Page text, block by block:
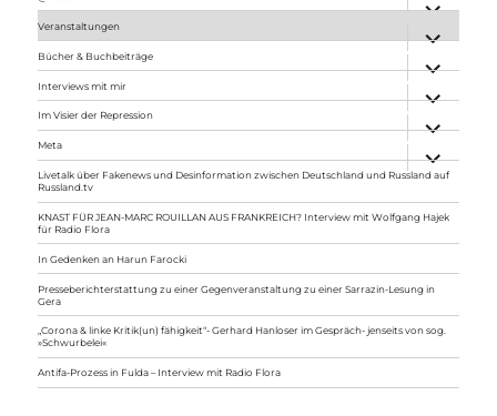
Veranstaltungen
anzeigen
Bücher & Buchbeiträge
anzeigen
Interviews mit mir
anzeigen
Im Visier der Repression
anzeigen
Meta
anzeigen
Livetalk über Fakenews und Desinformation zwischen Deutschland und Russland auf
Russland.tv
KNAST FÜR JEAN-MARC ROUILLAN AUS FRANKREICH? Interview mit Wolfgang Hajek
für Radio Flora
In Gedenken an Harun Farocki
Presseberichterstattung zu einer Gegenveranstaltung zu einer Sarrazin-Lesung in
Gera
„Corona & linke Kritik(un) fähigkeit“- Gerhard Hanloser im Gespräch- jenseits von sog.
»Schwurbelei«
Antifa-Prozess in Fulda – Interview mit Radio Flora